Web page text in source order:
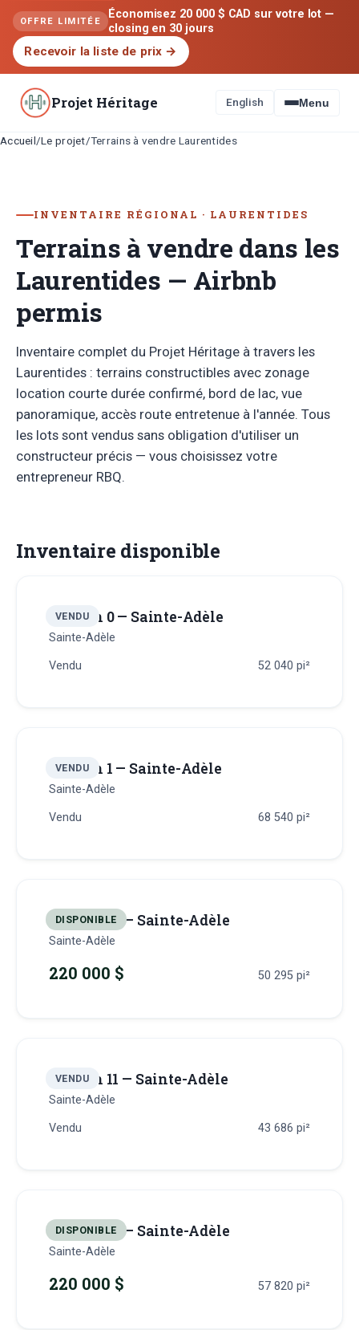
OFFRE LIMITÉE
Économisez 20 000 $ CAD sur votre lot —
closing en 30 jours
Recevoir la liste de prix →
Projet Héritage English Menu
Accueil/Le projet/Terrains à vendre Laurentides
INVENTAIRE RÉGIONAL · LAURENTIDES
Terrains à vendre dans les
Laurentides — Airbnb
permis
Inventaire complet du Projet Héritage à travers les
Laurentides : terrains constructibles avec zonage
location courte durée confirmé, bord de lac, vue
panoramique, accès route entretenue à l'année. Tous
les lots sont vendus sans obligation d'utiliser un
constructeur précis — vous choisissez votre
entrepreneur RBQ.
Inventaire disponible
VENDU
Terrain 0 — Sainte-Adèle
Sainte-Adèle
Vendu 52 040 pi²
VENDU
Terrain 1 — Sainte-Adèle
Sainte-Adèle
Vendu 68 540 pi²
DISPONIBLE
Terrain 10 — Sainte-Adèle
Sainte-Adèle
220 000 $ 50 295 pi²
VENDU
Terrain 11 — Sainte-Adèle
Sainte-Adèle
Vendu 43 686 pi²
DISPONIBLE
Terrain 12 — Sainte-Adèle
Sainte-Adèle
220 000 $ 57 820 pi²